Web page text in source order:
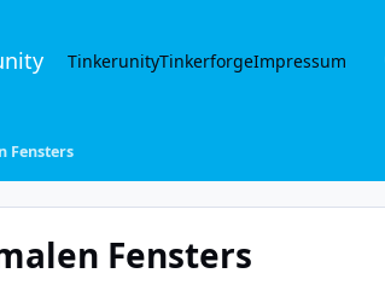
TinkerunityTinkerforgeImpressum
Fensters
Fensters